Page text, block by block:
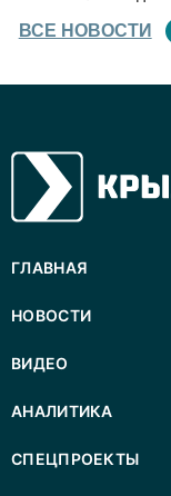
ВСЕ НОВОСТИ
ГЛАВНАЯ
НОВОСТИ
ВИДЕО
АНАЛИТИКА
СПЕЦПРОЕКТЫ